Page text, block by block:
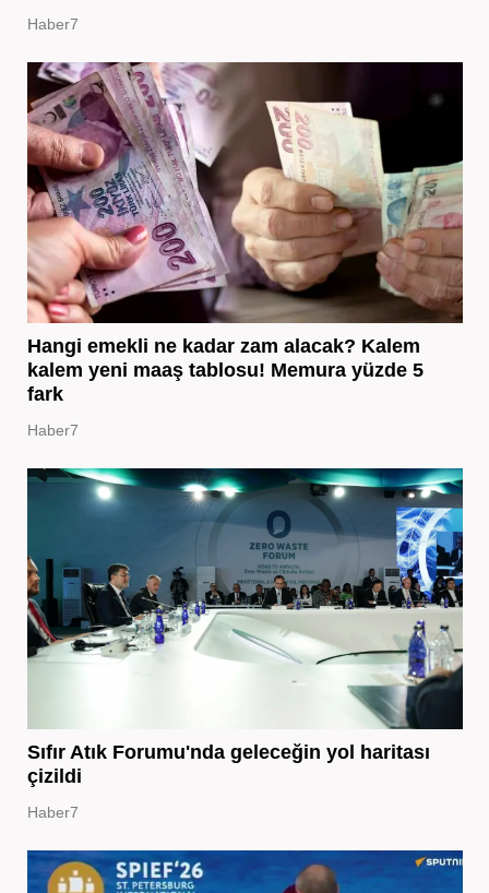
Haber7
Hangi emekli ne kadar zam alacak? Kalem
kalem yeni maaş tablosu! Memura yüzde 5
fark
Haber7
Sıfır Atık Forumu'nda geleceğin yol haritası
çizildi
Haber7